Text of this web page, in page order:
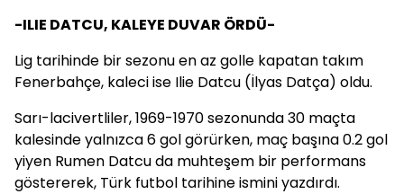
-ILIE DATCU, KALEYE DUVAR ÖRDÜ-
Lig tarihinde bir sezonu en az golle kapatan takım
Fenerbahçe, kaleci ise Ilie Datcu (İlyas Datça) oldu.
Sarı-lacivertliler, 1969-1970 sezonunda 30 maçta
kalesinde yalnızca 6 gol görürken, maç başına 0.2 gol
yiyen Rumen Datcu da muhteşem bir performans
göstererek, Türk futbol tarihine ismini yazdırdı.